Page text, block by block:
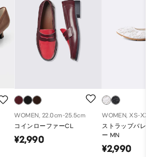
WOMEN, 22.0cm-25.5cm
コインローファーCL
¥2,990
WOMEN, XS-
ストラップバ
ー MN
¥2,990